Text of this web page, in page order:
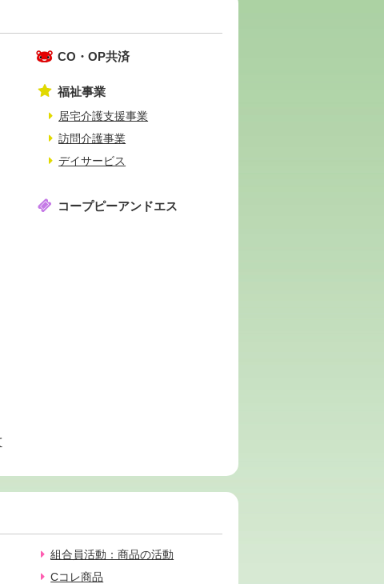
CO・OP共済
福祉事業
居宅介護支援事業
訪問介護事業
デイサービス
コープピーアンドエス
組合員活動：商品の活動
Cコレ商品